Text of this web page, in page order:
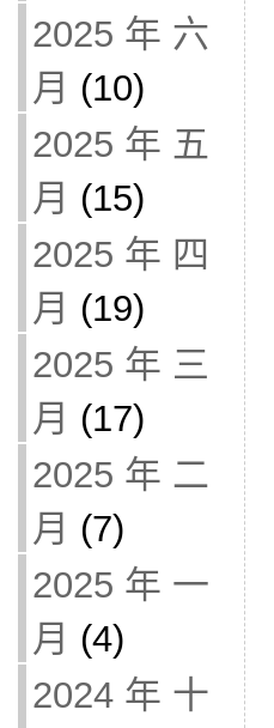
2025 年 六
月 (10)
2025 年 五
月 (15)
2025 年 四
月 (19)
2025 年 三
月 (17)
2025 年 二
月 (7)
2025 年 一
月 (4)
2024 年 十